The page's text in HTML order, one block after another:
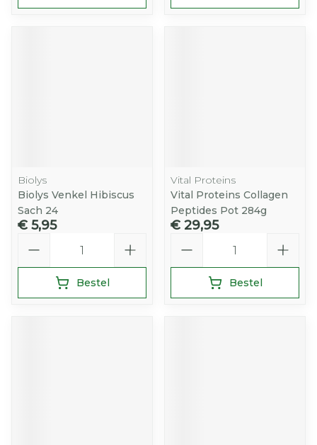
Biolys
Biolys Venkel Hibiscus
Sach 24
€ 5,95
Bestel
Vital Proteins
Vital Proteins Collagen
Peptides Pot 284g
€ 29,95
Bestel